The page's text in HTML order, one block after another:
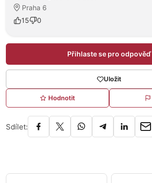
Praha 6
15
0
Přihlaste se pro odpověď
Uložit
Hodnotit
Sdílet: